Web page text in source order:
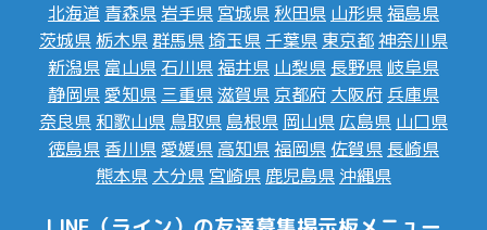
北海道 青森県 岩手県 宮城県 秋田県 山形県福島県
茨城県 栃木県群馬県埼玉県 千葉県 東京都神奈川県
新潟県 富山県 石川県福井県 山梨県 長野県 岐阜県
静岡県愛知県 三重県滋賀県 京都府 大阪府 兵庫県
奈良県 和歌山県 鳥取県 島根県 岡山県 広島県 山口県
徳島県 香川県愛媛県 高知県福岡県 佐賀県 長崎県
熊本県 大分県 宮崎県 鹿児島県 沖縄県